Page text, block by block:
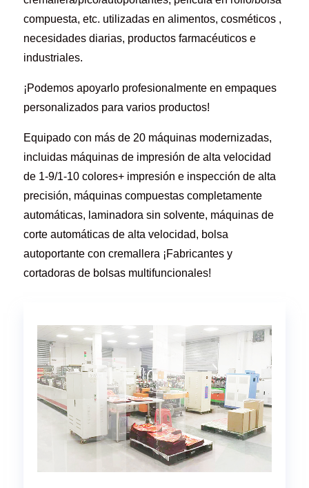
compuesta, etc. utilizadas en alimentos, cosméticos ,
necesidades diarias, productos farmacéuticos e
industriales.
¡Podemos apoyarlo profesionalmente en empaques
personalizados para varios productos!
Equipado con más de 20 máquinas modernizadas,
incluidas máquinas de impresión de alta velocidad
de 1-9/1-10 colores+ impresión e inspección de alta
precisión, máquinas compuestas completamente
automáticas, laminadora sin solvente, máquinas de
corte automáticas de alta velocidad, bolsa
autoportante con cremallera ¡Fabricantes y
cortadoras de bolsas multifuncionales!